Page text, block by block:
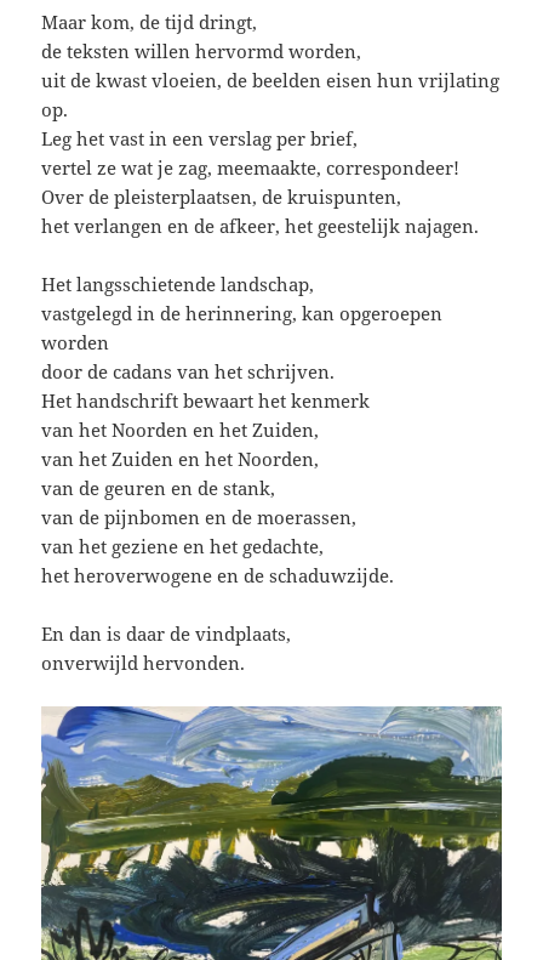
Maar kom, de tijd dringt,
de teksten willen hervormd worden,
uit de kwast vloeien, de beelden eisen hun vrijlating
op.
Leg het vast in een verslag per brief,
vertel ze wat je zag, meemaakte, correspondeer!
Over de pleisterplaatsen, de kruispunten,
het verlangen en de afkeer, het geestelijk najagen.
Het langsschietende landschap,
vastgelegd in de herinnering, kan opgeroepen
worden
door de cadans van het schrijven.
Het handschrift bewaart het kenmerk
van het Noorden en het Zuiden,
van het Zuiden en het Noorden,
van de geuren en de stank,
van de pijnbomen en de moerassen,
van het geziene en het gedachte,
het heroverwogene en de schaduwzijde.
En dan is daar de vindplaats,
onverwijld hervonden.